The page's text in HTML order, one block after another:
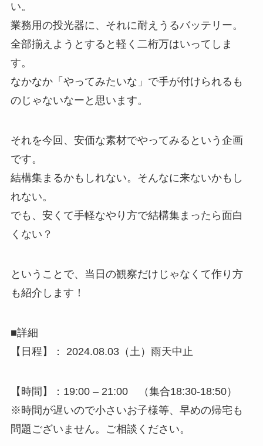
い。
業務用の投光器に、それに耐えうるバッテリー。
全部揃えようとすると軽く二桁万はいってしま
す。
なかなか「やってみたいな」で手が付けられるも
のじゃないなーと思います。
それを今回、安価な素材でやってみるという企画
です。
結構集まるかもしれない。そんなに来ないかもし
れない。
でも、安くて手軽なやり方で結構集まったら面白
くない？
ということで、当日の観察だけじゃなくて作り方
も紹介します！
■詳細
【日程】： 2024.08.03（土）雨天中止
【時間】：19:00 – 21:00 （集合18:30-18:50）
※時間が遅いので小さいお子様等、早めの帰宅も
問題ございません。ご相談ください。